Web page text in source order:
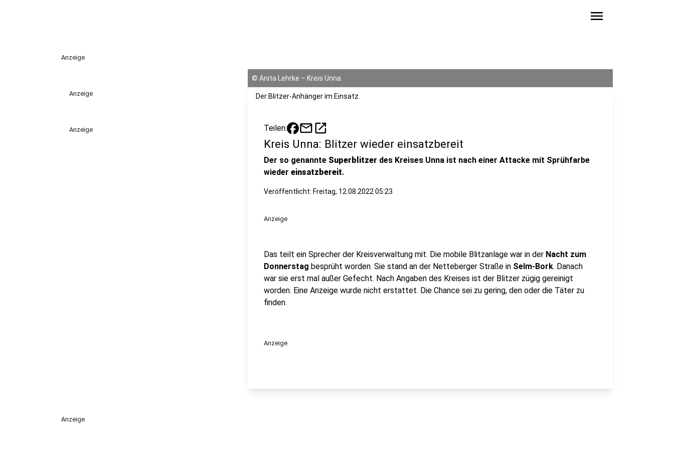
menu
Anzeige
Anzeige
Anzeige
© Anita Lehrke – Kreis Unna
Der Blitzer-Anhänger im Einsatz.
Teilen: mailopen_in_new
Kreis Unna: Blitzer wieder einsatzbereit
Der so genannte Superblitzer des Kreises Unna ist nach einer Attacke mit Sprühfarbe
wieder einsatzbereit.
Veröffentlicht: Freitag, 12.08.2022 05:23
Anzeige
Das teilt ein Sprecher der Kreisverwaltung mit. Die mobile Blitzanlage war in der Nacht zum
Donnerstag besprüht worden. Sie stand an der Netteberger Straße in Selm-Bork. Danach
war sie erst mal außer Gefecht. Nach Angaben des Kreises ist der Blitzer zügig gereinigt
worden. Eine Anzeige wurde nicht erstattet. Die Chance sei zu gering, den oder die Täter zu
finden.
Anzeige
Anzeige